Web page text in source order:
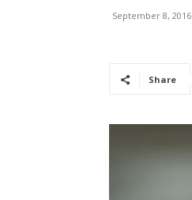
September 8, 2016
Share